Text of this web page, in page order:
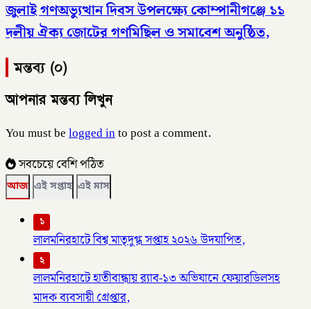
জুলাই গণঅভ্যুত্থান দিবস উপলক্ষ্যে কোম্পানীগঞ্জে ১১
দলীয় ঐক্য জোটের গণমিছিল ও সমাবেশ অনুষ্ঠিত,
মন্তব্য (০)
আপনার মন্তব্য লিখুন
You must belogged into post a comment.
সবচেয়ে বেশি পঠিত
আজ এই সপ্তাহ এই মাস
১
লালমনিরহাটে বিশ্ব মাতৃদুগ্ধ সপ্তাহ ২০২৬ উদযাপিত,
২
লালমনিরহাটে হাতীবান্ধায় র‌্যাব-১৩ অভিযানে ফেয়ারডিলসহ
মাদক ব্যবসায়ী গ্রেপ্তার,